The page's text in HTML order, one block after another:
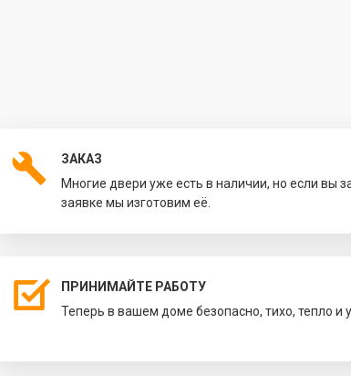
ЗАКАЗ
Многие двери уже есть в наличии, но если вы
заявке мы изготовим её.
ПРИНИМАЙТЕ РАБОТУ
Теперь в вашем доме безопасно, тихо, тепло и